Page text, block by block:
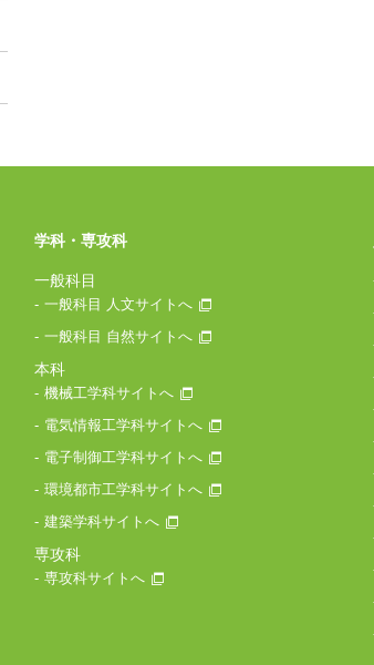
学科・専攻科
一般科目
一般科目 人文サイトへ
一般科目 自然サイトへ
本科
機械工学科サイトへ
電気情報工学科サイトへ
電子制御工学科サイトへ
環境都市工学科サイトへ
建築学科サイトへ
専攻科
専攻科サイトへ